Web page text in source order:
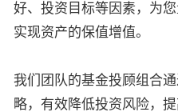
好、投资目标等因素，为
实现资产的保值增值。
我们团队的基金投顾组合
略，有效降低投资风险，